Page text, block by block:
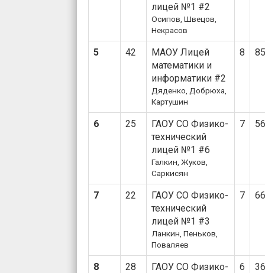
лицей №1 #2
Осипов, Швецов,
Некрасов
5 42
МАОУ Лицей
математики и
информатики #2
Дяденко, Добрюха,
Картушин
8
6 25
ГАОУ СО Физико-
технический
лицей №1 #6
Галкин, Жуков,
Саркисян
7
7 22
ГАОУ СО Физико-
технический
лицей №1 #3
Ланкин, Пеньков,
Поваляев
7
8 28
ГАОУ СО Физико-
6